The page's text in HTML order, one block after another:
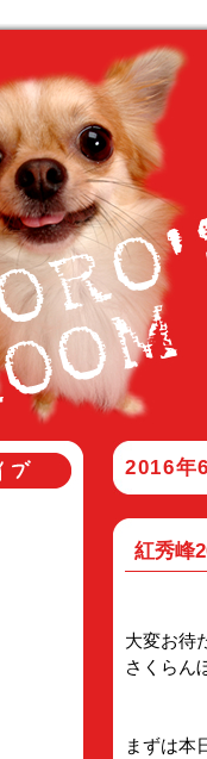
2016年
紅秀峰
大変お待
さくらん
まずは本